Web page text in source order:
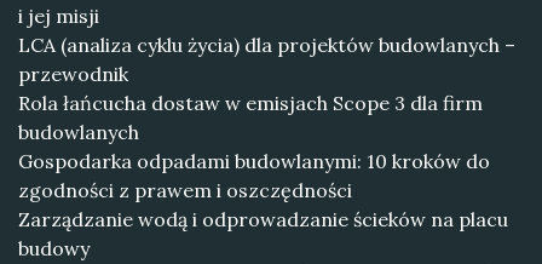
i jej misji
LCA (analiza cyklu życia) dla projektów budowlanych –
przewodnik
Rola łańcucha dostaw w emisjach Scope 3 dla firm
budowlanych
Gospodarka odpadami budowlanymi: 10 kroków do
zgodności z prawem i oszczędności
Zarządzanie wodą i odprowadzanie ścieków na placu
budowy